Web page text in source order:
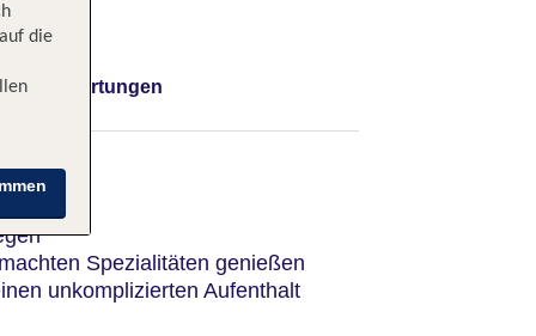
Bewertungen
Spezialitäten genießen
unkomplizierten Aufenthalt
die